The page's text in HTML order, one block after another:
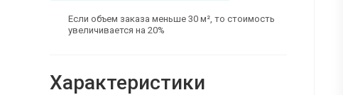
Если объем заказа меньше 30 м², то стоимость
увеличивается на 20%
Характеристики